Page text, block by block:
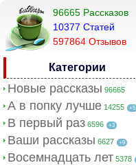
96665 Рассказов
10377 Cтатей
597864 Отзывов
Категории
Новые рассказы 96665
А в попку лучше 14255 +5
В первый раз 6596 +3
Ваши рассказы 6627 +9
Восемнадцать лет 5378